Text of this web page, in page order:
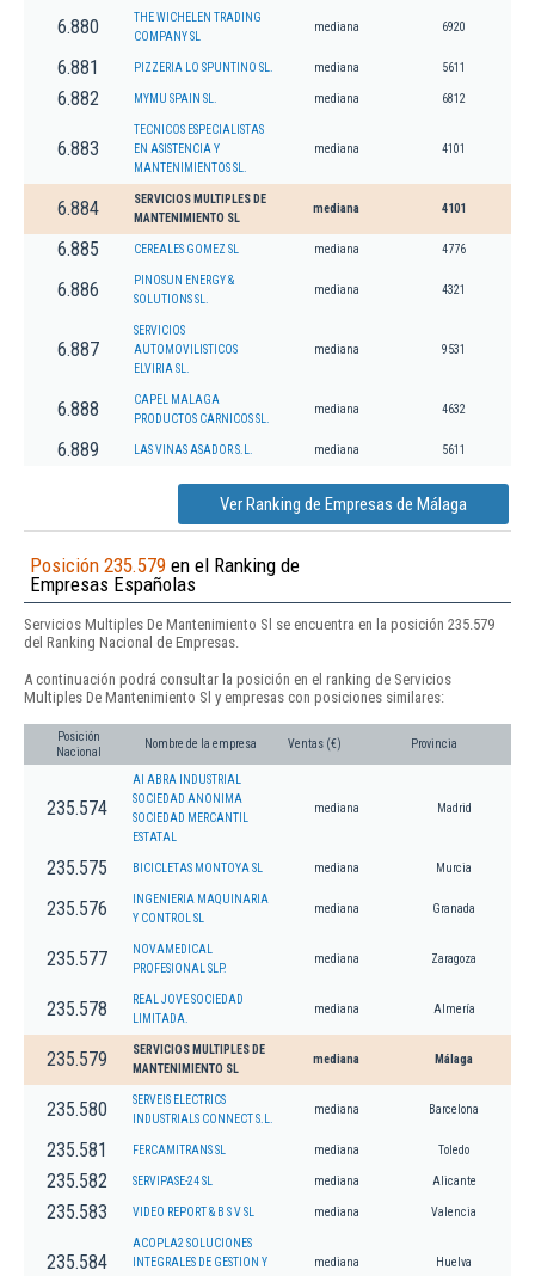
6.880
THE WICHELEN TRADING
COMPANY SL
mediana 6920
6.881 PIZZERIA LO SPUNTINO SL. mediana 5611
6.882 MYMU SPAIN SL. mediana 6812
6.883
TECNICOS ESPECIALISTAS
EN ASISTENCIA Y
MANTENIMIENTOS SL.
mediana 4101
6.884
SERVICIOS MULTIPLES DE
MANTENIMIENTO SL
mediana 4101
6.885 CEREALES GOMEZ SL mediana 4776
6.886
PINOSUN ENERGY &
SOLUTIONS SL.
mediana 4321
6.887
SERVICIOS
AUTOMOVILISTICOS
ELVIRIA SL.
mediana 9531
6.888
CAPEL MALAGA
PRODUCTOS CARNICOS SL.
mediana 4632
6.889 LAS VINAS ASADOR S.L. mediana 5611
Ver Ranking de Empresas de Málaga
Posición 235.579 en el Ranking de
Empresas Españolas
Servicios Multiples De Mantenimiento Sl se encuentra en la posición 235.579
del Ranking Nacional de Empresas.
A continuación podrá consultar la posición en el ranking de Servicios
Multiples De Mantenimiento Sl y empresas con posiciones similares:
Posición
Nacional
Nombre de la empresa Ventas (€) Provincia
235.574
AI ABRA INDUSTRIAL
SOCIEDAD ANONIMA
SOCIEDAD MERCANTIL
ESTATAL
mediana Madrid
235.575 BICICLETAS MONTOYA SL mediana Murcia
235.576
INGENIERIA MAQUINARIA
Y CONTROL SL
mediana Granada
235.577
NOVAMEDICAL
PROFESIONAL SLP.
mediana Zaragoza
235.578
REAL JOVE SOCIEDAD
LIMITADA.
mediana Almería
235.579
SERVICIOS MULTIPLES DE
MANTENIMIENTO SL
mediana Málaga
235.580
SERVEIS ELECTRICS
INDUSTRIALS CONNECT S.L.
mediana Barcelona
235.581 FERCAMITRANS SL mediana Toledo
235.582 SERVIPASE-24 SL mediana Alicante
235.583 VIDEO REPORT & B S V SL mediana Valencia
235.584
ACOPLA2 SOLUCIONES
INTEGRALES DE GESTION Y
mediana Huelva